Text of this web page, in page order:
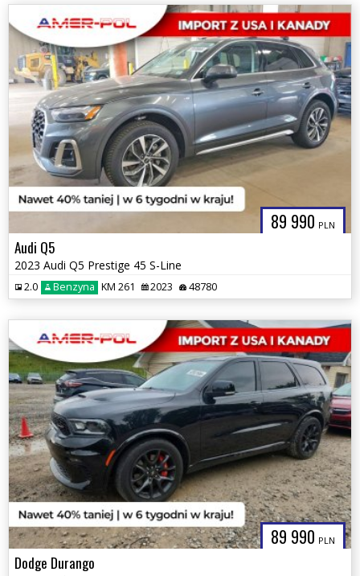
89 990 PLN
Audi Q5
2023 Audi Q5 Prestige 45 S-Line
2.0 Benzyna KM 261 2023 48780
89 990 PLN
Dodge Durango